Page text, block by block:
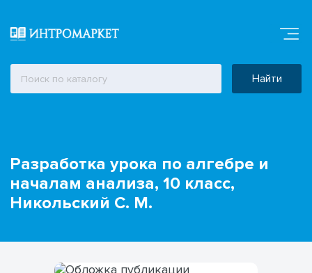
Найти
Разработка урока по алгебре и
началам анализа, 10 класс,
Никольский С. М.